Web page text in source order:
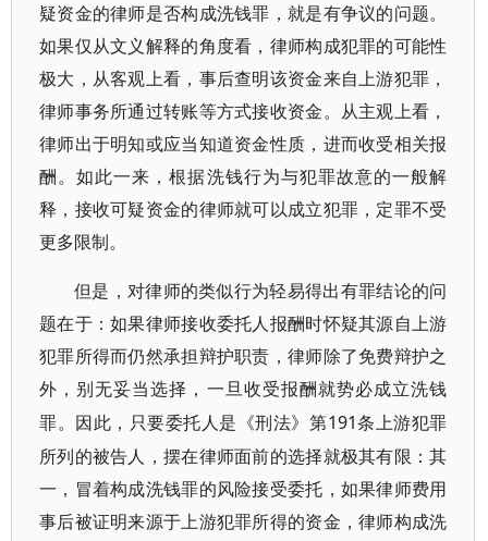
疑资金的律师是否构成洗钱罪，就是有争议的问题。
如果仅从文义解释的角度看，律师构成犯罪的可能性
极大，从客观上看，事后查明该资金来自上游犯罪，
律师事务所通过转账等方式接收资金。从主观上看，
律师出于明知或应当知道资金性质，进而收受相关报
酬。如此一来，根据洗钱行为与犯罪故意的一般解
释，接收可疑资金的律师就可以成立犯罪，定罪不受
更多限制。
但是，对律师的类似行为轻易得出有罪结论的问
题在于：如果律师接收委托人报酬时怀疑其源自上游
犯罪所得而仍然承担辩护职责，律师除了免费辩护之
外，别无妥当选择，一旦收受报酬就势必成立洗钱
罪。因此，只要委托人是《刑法》第191条上游犯罪
所列的被告人，摆在律师面前的选择就极其有限：其
一，冒着构成洗钱罪的风险接受委托，如果律师费用
事后被证明来源于上游犯罪所得的资金，律师构成洗